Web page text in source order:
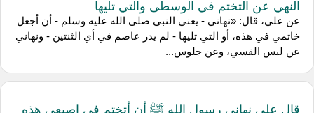
النهي عن التختم في الوسطى والتي تليها
عن علي، قال: «نهاني - يعني النبي صلى الله عليه وسلم - أن أجعل
خاتمي في هذه، أو التي تليها - لم يدر عاصم في أي الثنتين - ونهاني
عن لبس القسي، وعن جلوس...
قال علي نهاني رسول الله ﷺ أن أتختم في إصبعي هذه